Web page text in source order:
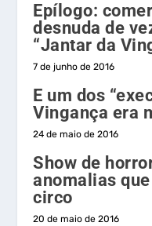
Epílogo:
desnuda de
“Jantar da
7 de junho de 2016
E um dos
Vingança era
24 de maio de 2016
Show de
anomalias
circo
20 de maio de 2016